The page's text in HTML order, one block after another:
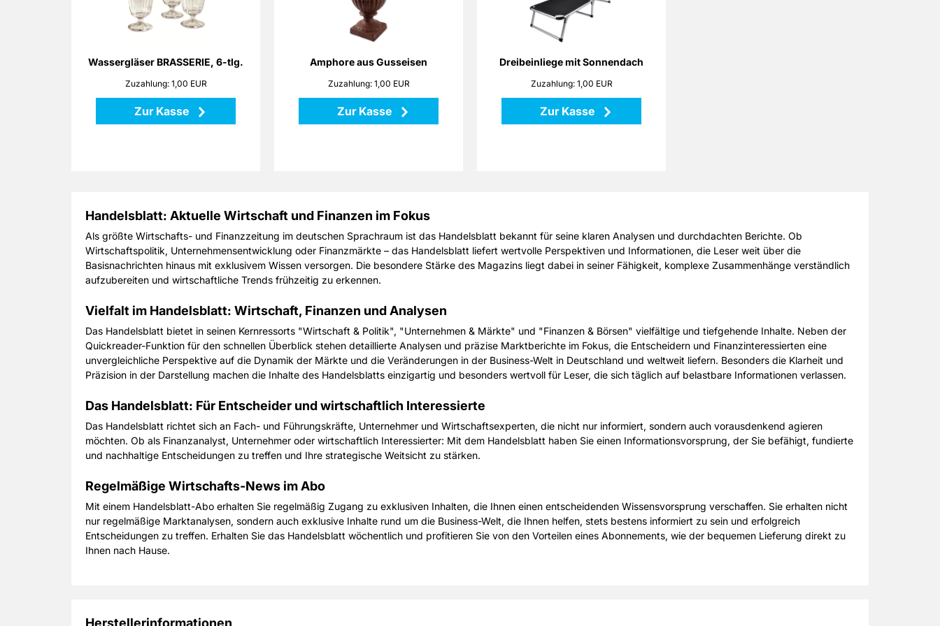
Wassergläser BRASSERIE, 6-tlg.
Zuzahlung: 1,00 EUR
Zur Kasse
Die Gläser BRASSERIE erinnern an
Urlaub in der Provence. In ihnen
werden Wasser oder Wein ganz im
Zurück
Amphore aus Gusseisen
Zuzahlung: 1,00 EUR
Zur Kasse
angerostete Gusseisen erinnern an
mediterrane Gärten. Setzen Sie mit
dieser Amphore sowohl Pflanzen
Szene!
Höhe: 25 cm
Maße: 18 x 18 x 25 cm
Material: Gusseisen
Zurück
Dreibeinliege mit Sonnendach
Zuzahlung: 1,00 EUR
Zur Kasse
Gestänge aus Aluminiumrohren
regulierbares Sonnendach
verstellbares Rückenteil
zusammenfaltbar für
platzsparende Lagerung
Masse: ca. 194,0 x 59,0 x 31,0
Zurück
Handelsblatt: Aktuelle Wirtschaft und Finanzen im Fokus
Als größte Wirtschafts- und Finanzzeitung im deutschen Sprachraum ist das Handelsblatt bekannt für seine klaren Analysen und durchdachten Berichte. Ob
Wirtschaftspolitik, Unternehmensentwicklung oder Finanzmärkte – das Handelsblatt liefert wertvolle Perspektiven und Informationen, die Leser weit über die
Basisnachrichten hinaus mit exklusivem Wissen versorgen. Die besondere Stärke des Magazins liegt dabei in seiner Fähigkeit, komplexe Zusammenhänge verständlich
aufzubereiten und wirtschaftliche Trends frühzeitig zu erkennen.
Vielfalt im Handelsblatt: Wirtschaft, Finanzen und Analysen
Das Handelsblatt bietet in seinen Kernressorts "Wirtschaft & Politik", "Unternehmen & Märkte" und "Finanzen & Börsen" vielfältige und tiefgehende Inhalte. Neben der
Quickreader-Funktion für den schnellen Überblick stehen detaillierte Analysen und präzise Marktberichte im Fokus, die Entscheidern und Finanzinteressierten eine
unvergleichliche Perspektive auf die Dynamik der Märkte und die Veränderungen in der Business-Welt in Deutschland und weltweit liefern. Besonders die Klarheit und
Präzision in der Darstellung machen die Inhalte des Handelsblatts einzigartig und besonders wertvoll für Leser, die sich täglich auf belastbare Informationen verlassen.
Das Handelsblatt: Für Entscheider und wirtschaftlich Interessierte
Das Handelsblatt richtet sich an Fach- und Führungskräfte, Unternehmer und Wirtschaftsexperten, die nicht nur informiert, sondern auch vorausdenkend agieren
möchten. Ob als Finanzanalyst, Unternehmer oder wirtschaftlich Interessierter: Mit dem Handelsblatt haben Sie einen Informationsvorsprung, der Sie befähigt, fundierte
und nachhaltige Entscheidungen zu treffen und Ihre strategische Weitsicht zu stärken.
Regelmäßige Wirtschafts-News im Abo
Mit einem Handelsblatt-Abo erhalten Sie regelmäßig Zugang zu exklusiven Inhalten, die Ihnen einen entscheidenden Wissensvorsprung verschaffen. Sie erhalten nicht
nur regelmäßige Marktanalysen, sondern auch exklusive Inhalte rund um die Business-Welt, die Ihnen helfen, stets bestens informiert zu sein und erfolgreich
Entscheidungen zu treffen. Erhalten Sie das Handelsblatt wöchentlich und profitieren Sie von den Vorteilen eines Abonnements, wie der bequemen Lieferung direkt zu
Ihnen nach Hause.
Herstellerinformationen